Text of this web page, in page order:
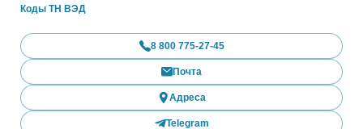
Коды ТН ВЭД
8 800 775-27-45
Почта
Адреса
Telegram